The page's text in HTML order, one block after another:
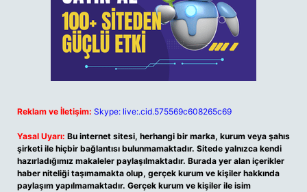
Reklam ve İletişim: Skype: live:.cid.575569c608265c69
Yasal Uyarı: Bu internet sitesi, herhangi bir marka, kurum veya şahıs
şirketi ile hiçbir bağlantısı bulunmamaktadır. Sitede yalnızca kendi
hazırladığımız makaleler paylaşılmaktadır. Burada yer alan içerikler
haber niteliği taşımamakta olup, gerçek kurum ve kişiler hakkında
paylaşım yapılmamaktadır. Gerçek kurum ve kişiler ile isim